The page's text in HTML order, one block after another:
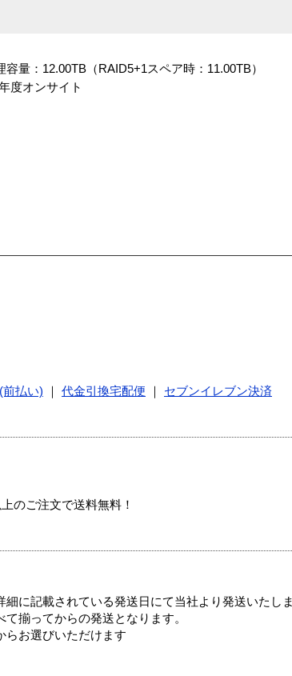
：12.00TB（RAID5+1スペア時：11.00TB）
度オンサイト
払い) 代金引換宅配便
セブンイレブン決済
のご注文で送料無料！
に記載されている発送日にて当社より発送いたし
揃ってからの発送となります。
お選びいただけます